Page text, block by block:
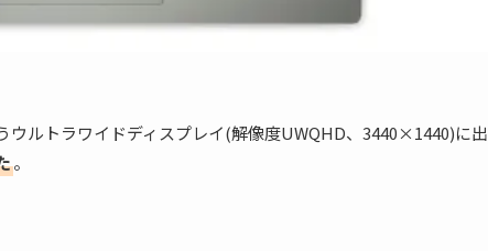
ルトラワイドディスプレイ(解像度UWQHD、3440×1440)に出
。